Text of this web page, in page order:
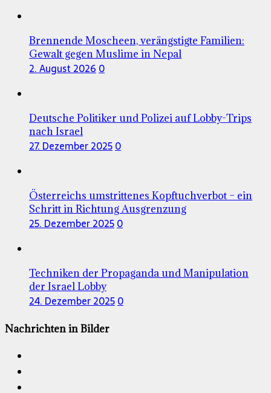
Brennende Moscheen, verängstigte Familien:
Gewalt gegen Muslime in Nepal
2. August 20260
Deutsche Politiker und Polizei auf Lobby-Trips
nach Israel
27. Dezember 20250
Österreichs umstrittenes Kopftuchverbot – ein
Schritt in Richtung Ausgrenzung
25. Dezember 20250
Techniken der Propaganda und Manipulation
der Israel Lobby
24. Dezember 20250
Nachrichten in Bilder